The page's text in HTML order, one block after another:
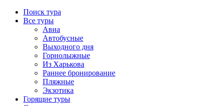
Поиск тура
Все туры
Авиа
Автобусные
Выходного дня
Горнолыжные
Из Харькова
Раннее бронирование
Пляжные
Экзотика
Горящие туры